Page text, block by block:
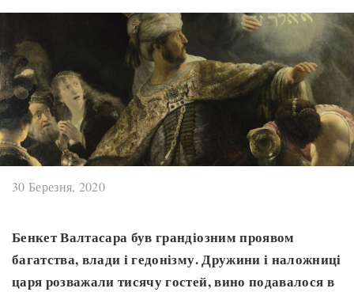
30 Березня, 2020
Бенкет Валтасара був грандіозним проявом
багатства, влади і гедонізму. Дружини і наложниці
царя розважали тисячу гостей, вино подавалося в